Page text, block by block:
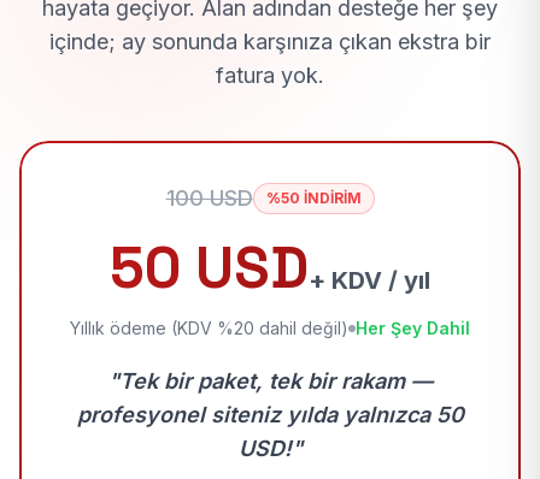
hayata geçiyor. Alan adından desteğe her şey
içinde; ay sonunda karşınıza çıkan ekstra bir
fatura yok.
100 USD %50 İNDİRİM
50 USD+ KDV / yıl
Yıllık ödeme (KDV %20 dahil değil) Her Şey Dahil
"Tek bir paket, tek bir rakam —
profesyonel siteniz yılda yalnızca 50
USD!"